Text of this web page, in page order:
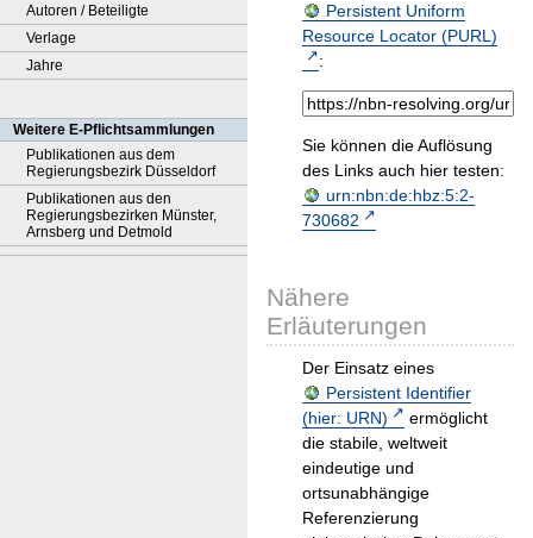
Autoren / Beteiligte
Verlage
Jahre
Weitere E-Pflichtsammlungen
Publikationen aus dem
Regierungsbezirk Düsseldorf
Publikationen aus den
Regierungsbezirken Münster,
Arnsberg und Detmold
Persistent Uniform
Resource Locator (PURL)
:
Sie können die Auflösung
des Links auch hier testen:
urn:nbn:de:hbz:5:2-
730682
Nähere
Erläuterungen
Der Einsatz eines
Persistent Identifier
(hier: URN)
ermöglicht
die stabile, weltweit
eindeutige und
ortsunabhängige
Referenzierung